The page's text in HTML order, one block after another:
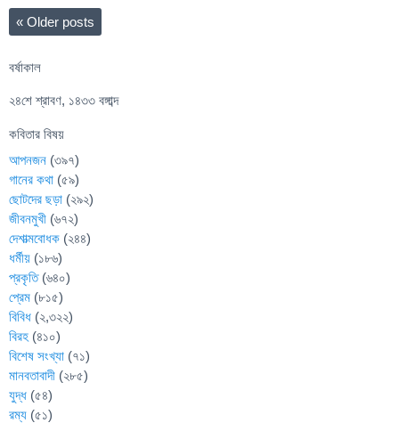
« Older posts
বর্ষাকাল
২৪শে শ্রাবণ, ১৪৩৩ বঙ্গাব্দ
কবিতার বিষয়
আপনজন (৩৯৭)
গানের কথা (৫৯)
ছোটদের ছড়া (২৯২)
জীবনমুখী (৬৭২)
দেশাত্মবোধক (২৪৪)
ধর্মীয় (১৮৬)
প্রকৃতি(৬৪০)
প্রেম (৮১৫)
বিবিধ (২,৩২২)
বিরহ (৪১০)
বিশেষ সংখ্যা (৭১)
মানবতাবাদী (২৮৫)
যুদ্ধ (৫৪)
রম্য (৫১)